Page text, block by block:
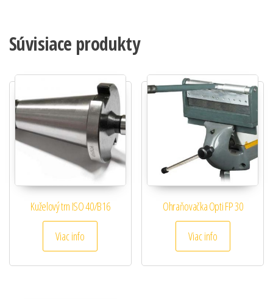
Súvisiace produkty
Kuželový trn ISO 40/B16
Viac info
Ohraňovačka Opti FP 30
Viac info